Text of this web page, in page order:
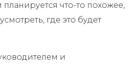
планируется что-то похожее,
где это будет
и